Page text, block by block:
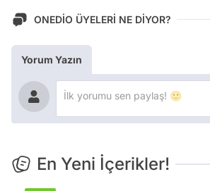
ONEDİO ÜYELERİ NE DİYOR?
Yorum Yazın
En Yeni İçerikler!